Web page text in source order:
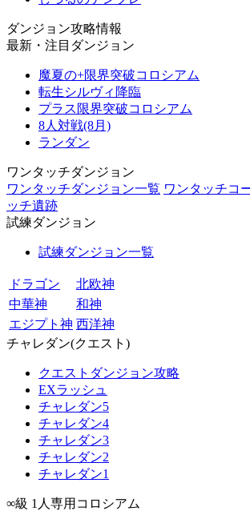
ダンジョン攻略情報
最新・注目ダンジョン
魔夏の+限界突破コロシアム
転生シルヴィ降臨
プラス限界突破コロシアム
8人対戦(8月)
ランダン
ワンタッチダンジョン
ワンタッチダンジョン一覧 ワンタッチコ
ッチ遺跡
試練ダンジョン
試練ダンジョン一覧
ドラゴン
北欧神
中華神
和神
エジプト神 西洋神
チャレダン(クエスト)
クエストダンジョン攻略
EXラッシュ
チャレダン5
チャレダン4
チャレダン3
チャレダン2
チャレダン1
∞級 1人専用コロシアム